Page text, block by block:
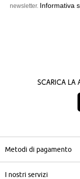
newsletter. Informativa
Scarica la
Metodi di pagamento
I nostri servizi